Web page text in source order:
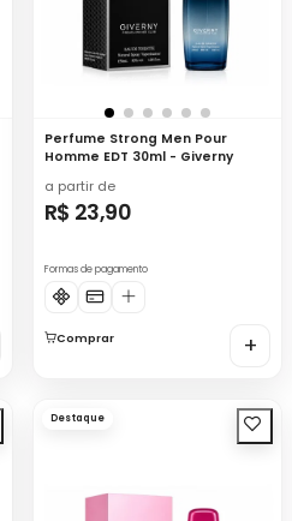
Perfume Strong Men Pour
Homme EDT 30ml - Giverny
a partir de
R$ 23,90
Formas de pagamento
Comprar +
Destaque